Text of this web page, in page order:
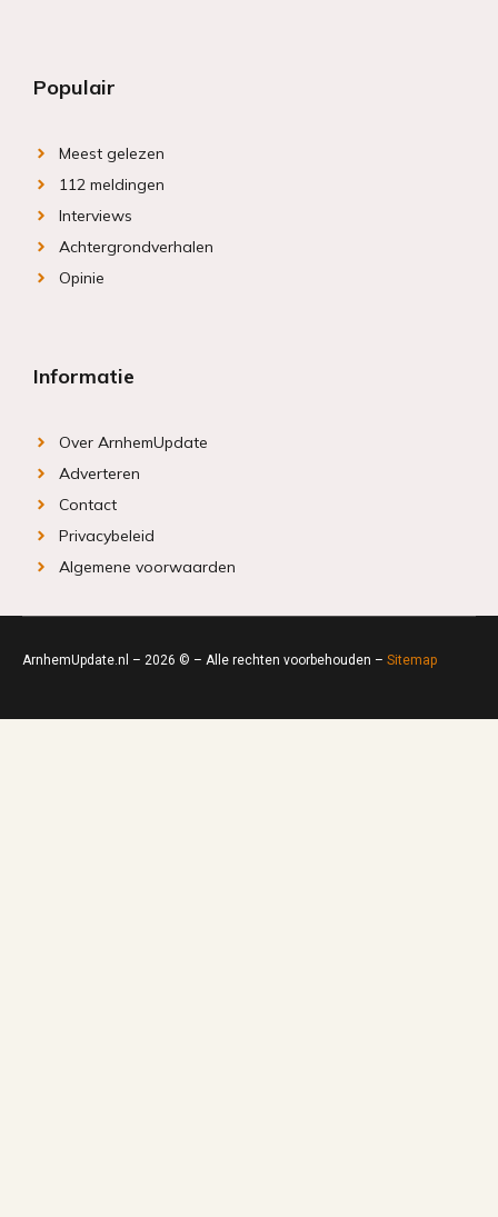
Populair
Meest gelezen
112 meldingen
Interviews
Achtergrondverhalen
Opinie
Informatie
Over ArnhemUpdate
Adverteren
Contact
Privacybeleid
Algemene voorwaarden
ArnhemUpdate.nl – 2026 © – Alle rechten voorbehouden – Sitemap